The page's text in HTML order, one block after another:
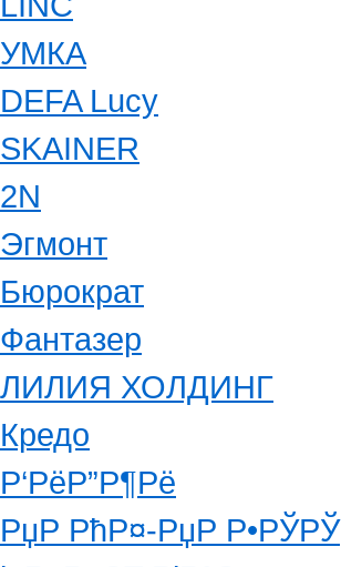
УМКА
DEFA Lucy
SKAINER
2N
Эгмонт
Бюрократ
Фантазер
ЛИЛИЯ ХОЛДИНГ
Кредо
Р‘РёР”Р¶Рё
РџР РћР¤-РџР Р•РЎРЎ